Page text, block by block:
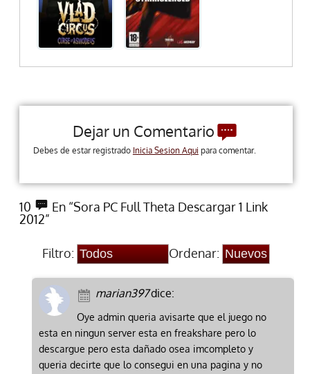
Dejar un Comentario
Debes de estar registrado Inicia Sesion Aqui para comentar.
10
En “Sora PC Full Theta Descargar 1 Link
2012”
Filtro: Ordenar:
marian397dice:
Oye admin queria avisarte que el juego no
esta en ningun server esta en freakshare pero lo
descargue pero esta dañado osea imcompleto y
queria decirte que lo consegui en una pagina y no